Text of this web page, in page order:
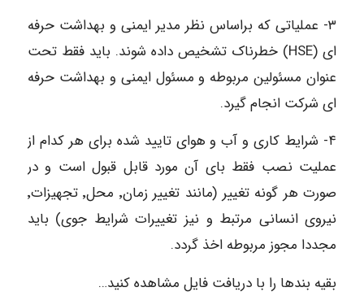
۳- عملیاتی که براساس نظر مدیر ایمنی و بهداشت حرفه
ای (HSE) خطرناک تشخیص داده شوند. باید فقط تحت
عنوان مسئولین مربوطه و مسئول ایمنی و بهداشت حرفه
ای شرکت انجام گیرد.
۴- شرایط کاری و آب و هوای تایید شده برای هر کدام از
عملیت نصب فقط بای آن مورد قابل قبول است و در
صورت هر گونه تغییر (مانند تغییر زمان٬ محل٬ تجهیزات٬
نیروی انسانی مرتبط و نیز تغییرات شرایط جوی) باید
مجددا مجوز مربوطه اخذ گردد.
بقیه بندها را با دریافت فایل مشاهده کنید…